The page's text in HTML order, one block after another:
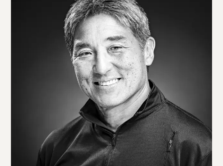
Guy
Kawasaki
Conferenciante experto
mundial en Nuevas
Tecnologías y Marketing.
Autor de "El Arte de
Empezar". Emprendedor e
inversionista.
INGLÉS
VER PERFIL
Viaja
ESTADOS UNIDOS